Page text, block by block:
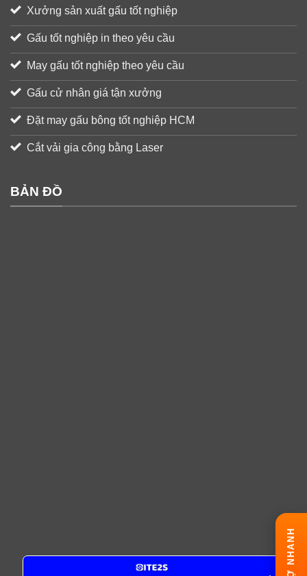
Xưởng sản xuất gấu tốt nghiệp
Gấu tốt nghiệp in theo yêu cầu
May gấu tốt nghiệp theo yêu cầu
Gấu cử nhân giá tận xưởng
Đặt may gấu bông tốt nghiệp HCM
Cắt vải gia công bằng Laser
BẢN ĐỒ